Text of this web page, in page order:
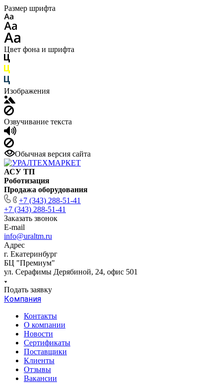
Размер шрифта
Цвет фона и шрифта
Изображения
Озвучивание текста
Обычная версия сайта
АСУ ТП
Роботизация
Продажа оборудования
+7 (343) 288-51-41
+7 (343) 288-51-41
Заказать звонок
E-mail
info@uraltm.ru
Адрес
г. Екатеринбург
БЦ "Премиум"
ул. Серафимы Дерябиной, 24, офис 501
Подать заявку
Компания
Контакты
О компании
Новости
Сертификаты
Поставщики
Клиенты
Отзывы
Вакансии